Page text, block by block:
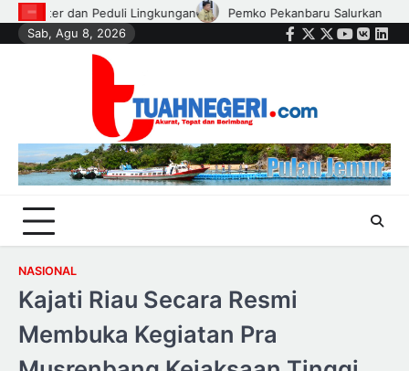
Skip
to
Pekanbaru Salurkan Bantuan Perlengkapan Sekolah untuk 1.173
Sab, Agu 8, 2026
Facebook
Twitter
Instagram
Youtube
VK
NASIONAL
Kajati Riau Secara Resmi
Membuka Kegiatan Pra